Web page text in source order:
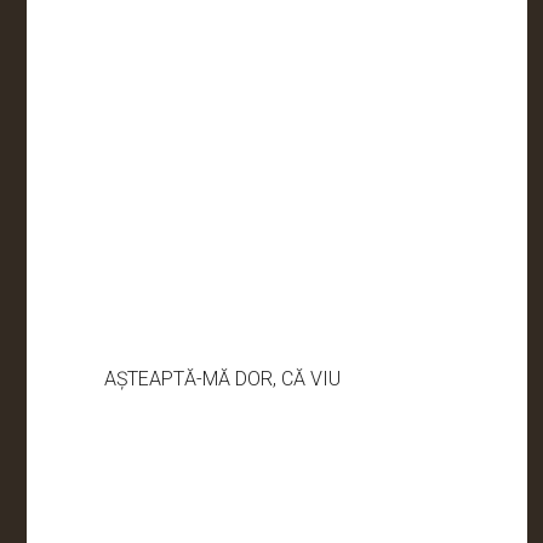
AȘTEAPTĂ-MĂ DOR, CĂ VIU